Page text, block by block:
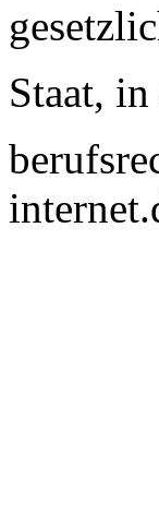
Staat,